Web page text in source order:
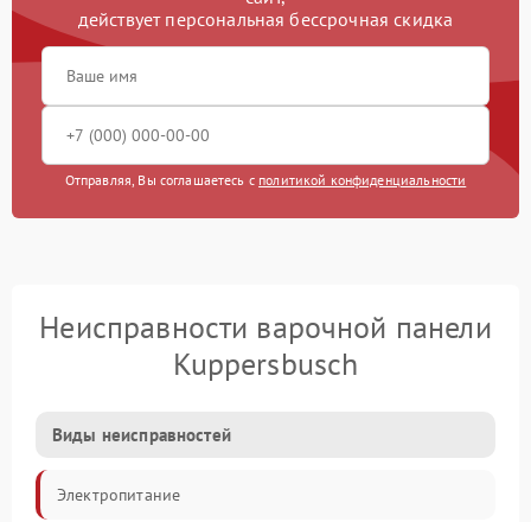
действует персональная бессрочная скидка
Отправляя, Вы соглашаетесь с политикой конфиденциальности
Неисправности варочной панели
Kuppersbusch
Виды неисправностей
Электропитание